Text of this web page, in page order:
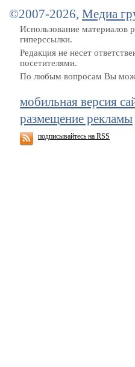
©2007-2026, Медиа
Использование материалов
гиперссылки.
Редакция не несет
посетителями.
По любым вопросам Вы
мобильная версия
размещение рекламы
подписывайтесь на RSS